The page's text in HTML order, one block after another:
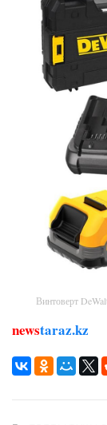
Винтоверт
newstaraz.kz